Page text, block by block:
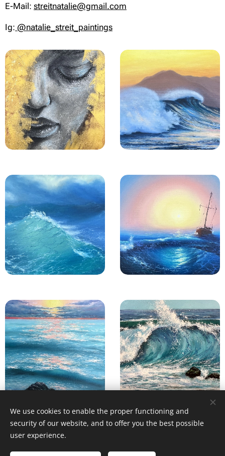
E-Mail: streitnatalie@gmail.com
Ig: @natalie_streit_paintings
© 1996–2025 Maurice Records GmbH
We use cookies to enable the proper functioning and
security of our website, and to offer you the best possible
user experience.